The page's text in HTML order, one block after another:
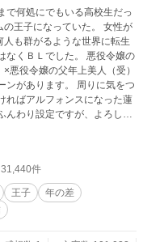
王子になっていた。 女性が
も群がるような世界に転生
なくＢＬでした。 悪役令嬢の
悪役令嬢の父年上美人（受）
件
王子
年の差